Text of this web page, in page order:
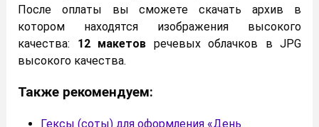
После оплаты вы сможете скачать архив в
котором находятся изображения высокого
качества: 12 макетов речевых облачков в JPG
высокого качества.
Также рекомендуем:
Гексы (соты) для оформления «День